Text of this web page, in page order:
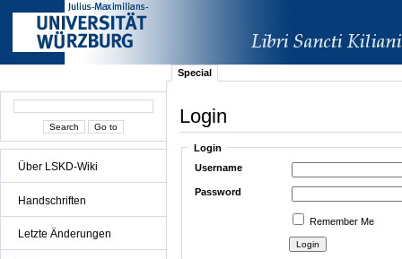
Über LSKD-Wiki
Handschriften
Letzte Änderungen
Special
Login
Login
Username
Password
Remember Me